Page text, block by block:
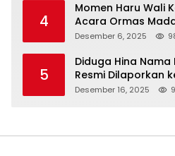
4
Momen Haru Wali
Acara Ormas
Peci Hitam Tinggi
Desember 6, 2025
5
Diduga Hina Nama
Resmi Dilaporkan
Desember 16, 2025